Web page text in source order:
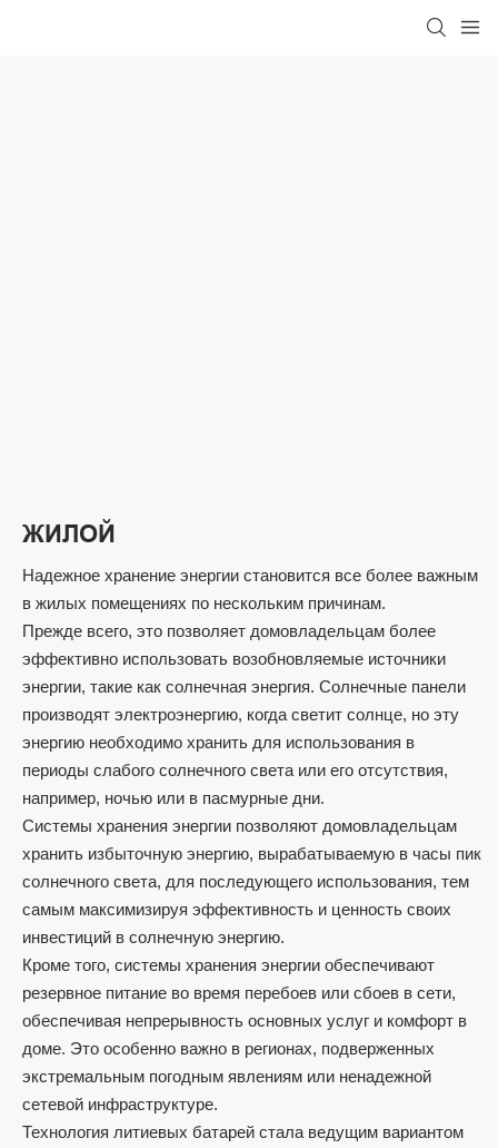
ЖИЛОЙ
Надежное хранение энергии становится все более важным
в жилых помещениях по нескольким причинам.
Прежде всего, это позволяет домовладельцам более
эффективно использовать возобновляемые источники
энергии, такие как солнечная энергия. Солнечные панели
производят электроэнергию, когда светит солнце, но эту
энергию необходимо хранить для использования в
периоды слабого солнечного света или его отсутствия,
например, ночью или в пасмурные дни.
Системы хранения энергии позволяют домовладельцам
хранить избыточную энергию, вырабатываемую в часы пик
солнечного света, для последующего использования, тем
самым максимизируя эффективность и ценность своих
инвестиций в солнечную энергию.
Кроме того, системы хранения энергии обеспечивают
резервное питание во время перебоев или сбоев в сети,
обеспечивая непрерывность основных услуг и комфорт в
доме. Это особенно важно в регионах, подверженных
экстремальным погодным явлениям или ненадежной
сетевой инфраструктуре.
Технология литиевых батарей стала ведущим вариантом